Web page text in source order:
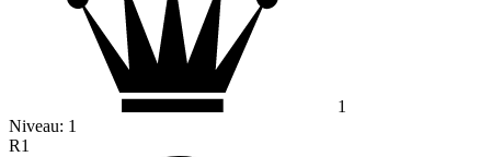
1
Niveau: 1
R1